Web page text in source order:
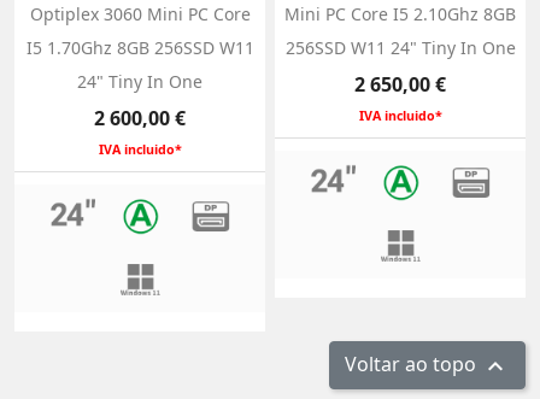
Optiplex 3060 Mini PC Core
I5 1.70Ghz 8GB 256SSD W11
24" Tiny In One
Preço
2 600,00 €
IVA incluido*
Mini PC Core I5 2.10Ghz 8GB
256SSD W11 24" Tiny In One
Preço
2 650,00 €
IVA incluido*
Voltar ao topo 